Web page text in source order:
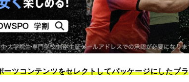
ーツコンテンツをセレクトしてパッケージにしたプラ